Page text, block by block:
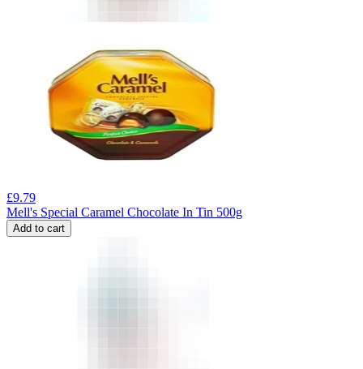
£9.79
Mell's Special Caramel Chocolate In Tin 500g
Add to cart